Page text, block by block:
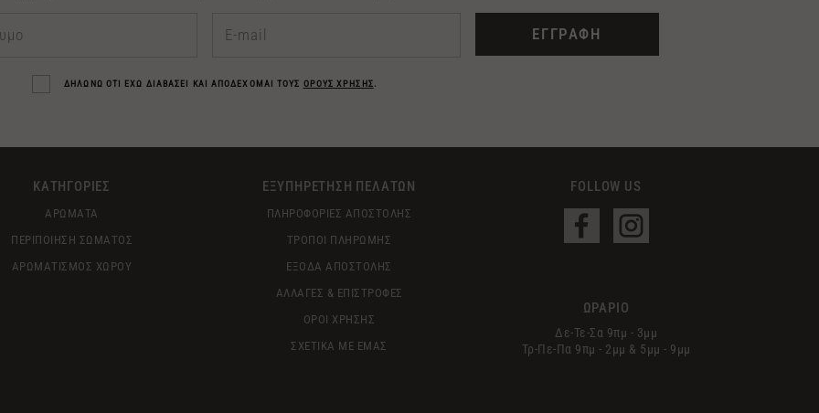
ΕΓΓΡΑΦΗ
ΔΗΛΩΝΩ ΟΤΙ ΕΧΩ ΔΙΑΒΑΣΕΙ ΚΑΙ ΑΠΟΔΕΧΟΜΑΙ ΤΟΥΣ ΟΡΟΥΣ ΧΡΗΣΗΣ.
ΚΑΤΗΓΟΡΙΕΣ
ΑΡΩΜΑΤΑ
ΠΕΡΙΠΟΙΗΣΗ ΣΩΜΑΤΟΣ
ΑΡΩΜΑΤΙΣΜΟΣ ΧΩΡΟΥ
ΕΞΥΠΗΡΕΤΗΣΗ ΠΕΛΑΤΩΝ
ΠΛΗΡΟΦΟΡΙΕΣ ΑΠΟΣΤΟΛΗΣ
ΤΡΟΠΟΙ ΠΛΗΡΩΜΗΣ
ΕΞΟΔΑ ΑΠΟΣΤΟΛΗΣ
ΑΛΛΑΓΕΣ & ΕΠΙΣΤΡΟΦΕΣ
ΟΡΟΙ ΧΡΗΣΗΣ
ΣΧΕΤΙΚΑ ΜΕ ΕΜΑΣ
FOLLOW US
ΩΡΑΡΙΟ
Δε-Τε-Σα 9πμ - 3μμ
Τρ-Πε-Πα 9πμ - 2μμ & 5μμ - 9μμ